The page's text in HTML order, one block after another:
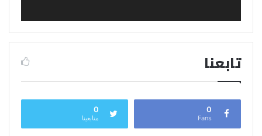
تابعنا
0
Fans
0
متابعينا